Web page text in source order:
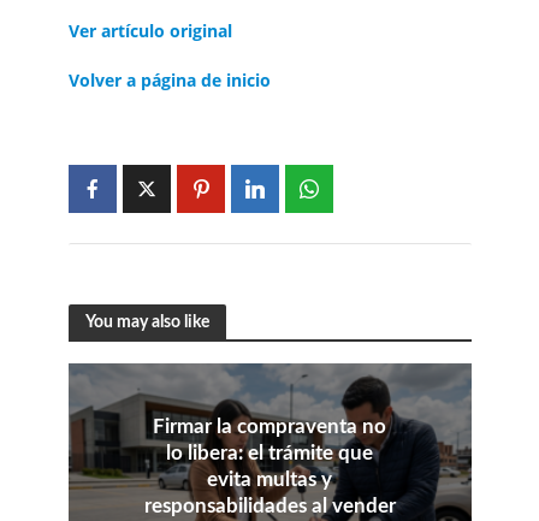
Ver artículo original
Volver a página de inicio
You may also like
Firmar la compraventa no
lo libera: el trámite que
evita multas y
responsabilidades al vender